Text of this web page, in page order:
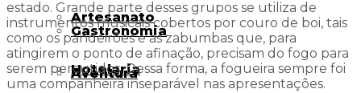
Gastronomia
Hotelaria
Artesanato
Aventura
estado. Grande parte desses grupos se utiliza de
instrumentos musicais cobertos por couro de boi, tais
como os pandeirões e as zabumbas que, para
atingirem o ponto de afinação, precisam do fogo para
serem percutidos. Dessa forma, a fogueira sempre foi
uma companheira inseparável nas apresentações.